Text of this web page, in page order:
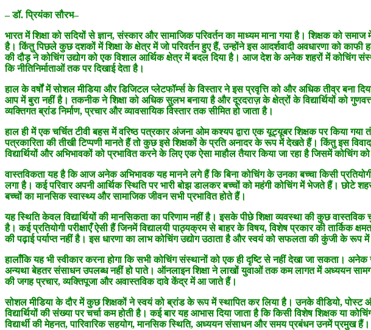
– डॉ. प्रियंका सौरभ–
भारत में शिक्षा को सदियों से ज्ञान, संस्कार और सामाजिक परिवर्तन का माध्यम माना गया है। शिक्षक को समाज
है। किंतु पिछले कुछ दशकों में शिक्षा के क्षेत्र में जो परिवर्तन हुए हैं, उन्होंने इस आदर्शवादी अवधारणा को
की दौड़ ने कोचिंग उद्योग को एक विशाल आर्थिक क्षेत्र में बदल दिया है। आज देश के अनेक शहरों में कोचिंग
कि नीतिनिर्माताओं तक पर दिखाई देता है।
हाल के वर्षों में सोशल मीडिया और डिजिटल प्लेटफॉर्म्स के विस्तार ने इस प्रवृत्ति को और अधिक तीव्र बना
आप में बुरा नहीं है। तकनीक ने शिक्षा को अधिक सुलभ बनाया है और दूरदराज़ के क्षेत्रों के विद्यार्थियों को
व्यक्तिगत ब्रांड निर्माण, प्रचार और व्यावसायिक विस्तार तक सीमित हो जाता है।
हाल ही में एक चर्चित टीवी बहस में वरिष्ठ पत्रकार अंजना ओम कश्यप द्वारा एक यूट्यूबर शिक्षक पर किया
पत्रकारिता की तीखी टिप्पणी मानते हैं तो कुछ इसे शिक्षकों के प्रति अनादर के रूप में देखते हैं। किंतु इस
विद्यार्थियों और अभिभावकों को प्रभावित करने के लिए एक ऐसा माहौल तैयार किया जा रहा है जिसमें कोचिंग
वास्तविकता यह है कि आज अनेक अभिभावक यह मानने लगे हैं कि बिना कोचिंग के उनका बच्चा किसी प्रतियोगी
लगा है। कई परिवार अपनी आर्थिक स्थिति पर भारी बोझ डालकर बच्चों को महंगी कोचिंग में भेजते हैं। छोटे
बच्चों का मानसिक स्वास्थ्य और सामाजिक जीवन सभी प्रभावित होते हैं।
यह स्थिति केवल विद्यार्थियों की मानसिकता का परिणाम नहीं है। इसके पीछे शिक्षा व्यवस्था की कुछ
है। कई प्रतियोगी परीक्षाएँ ऐसी हैं जिनमें विद्यालयी पाठ्यक्रम से बाहर के विषय, विशेष प्रकार की तार्किक
की पढ़ाई पर्याप्त नहीं है। इस धारणा का लाभ कोचिंग उद्योग उठाता है और स्वयं को सफलता की कुंजी के रूप
हालाँकि यह भी स्वीकार करना होगा कि सभी कोचिंग संस्थानों को एक ही दृष्टि से नहीं देखा जा सकता। अनेक
अन्यथा बेहतर संसाधन उपलब्ध नहीं हो पाते। ऑनलाइन शिक्षा ने लाखों युवाओं तक कम लागत में अध्ययन
की जगह प्रचार, व्यक्तिपूजा और अवास्तविक दावे केंद्र में आ जाते हैं।
सोशल मीडिया के दौर में कुछ शिक्षकों ने स्वयं को ब्रांड के रूप में स्थापित कर लिया है। उनके वीडियो,
विद्यार्थियों की संख्या पर चर्चा कम होती है। कई बार यह आभास दिया जाता है कि किसी विशेष शिक्षक
विद्यार्थी की मेहनत, पारिवारिक सहयोग, मानसिक स्थिति, अध्ययन संसाधन और समय प्रबंधन उनमें प्रमुख हैं।